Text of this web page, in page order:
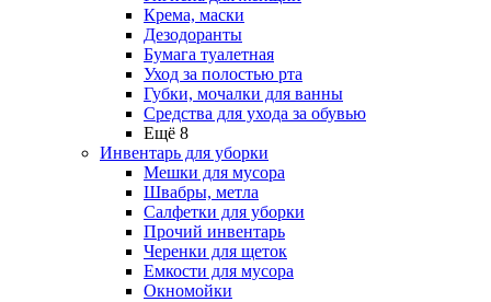
Крема, маски
Дезодоранты
Бумага туалетная
Уход за полостью рта
Губки, мочалки для ванны
Средства для ухода за обувью
Ещё 8
Инвентарь для уборки
Мешки для мусора
Швабры, метла
Салфетки для уборки
Прочий инвентарь
Черенки для щеток
Емкости для мусора
Окномойки